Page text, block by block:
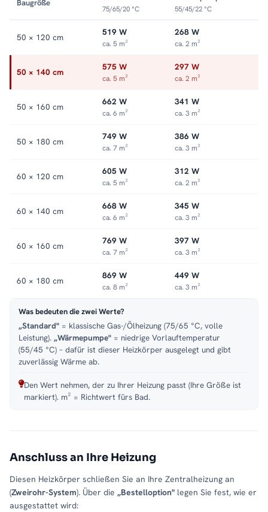
Baugröße
75/65/20 °C 55/45/22 °C
50 × 120 cm 519 W
ca. 5 m²
268 W
ca. 2 m²
50 × 140 cm 575 W
ca. 5 m²
297 W
ca. 2 m²
50 × 160 cm 662 W
ca. 6 m²
341 W
ca. 3 m²
50 × 180 cm 749 W
ca. 7 m²
386 W
ca. 3 m²
60 × 120 cm 605 W
ca. 5 m²
312 W
ca. 2 m²
60 × 140 cm 668 W
ca. 6 m²
345 W
ca. 3 m²
60 × 160 cm 769 W
ca. 7 m²
397 W
ca. 3 m²
60 × 180 cm 869 W
ca. 8 m²
449 W
ca. 3 m²
Was bedeuten die zwei Werte?
„Standard" = klassische Gas-/Ölheizung (75/65 °C, volle
Leistung). „Wärmepumpe" = niedrige Vorlauftemperatur
(55/45 °C) – dafür ist dieser Heizkörper ausgelegt und gibt
zuverlässig Wärme ab.
Den Wert nehmen, der zu Ihrer Heizung passt (Ihre Größe ist
markiert). m² = Richtwert fürs Bad.
Anschluss an Ihre Heizung
Diesen Heizkörper schließen Sie an Ihre Zentralheizung an
(Zweirohr-System). Über die „Bestelloption" legen Sie fest, wie er
ausgestattet wird: